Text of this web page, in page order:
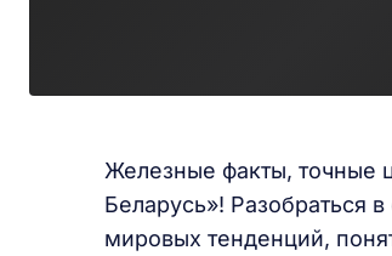
Железные факты, точные
Беларусь»! Разобраться
мировых тенденций,